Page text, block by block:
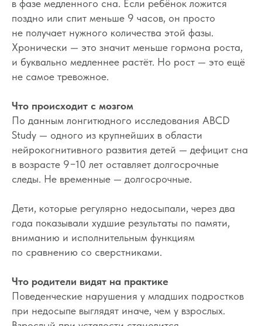
в фазе медленного сна. Если ребёнок ложится
поздно или спит меньше 9 часов, он просто
не получает нужного количества этой фазы.
Хронически — это значит меньше гормона роста,
и буквально медленнее растёт. Но рост — это ещё
не самое тревожное.
Что происходит с мозгом
По данным лонгитюдного исследования ABCD
Study — одного из крупнейших в области
нейрокогнитивного развития детей — дефицит сна
в возрасте 9−10 лет оставляет долгосрочные
следы. Не временные — долгосрочные.
Дети, которые регулярно недосыпали, через два
года показывали худшие результаты по памяти,
вниманию и исполнительным функциям
по сравнению со сверстниками.
Что родители видят на практике
Поведенческие нарушения у младших подростков
при недосыпе выглядят иначе, чем у взрослых.